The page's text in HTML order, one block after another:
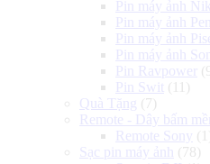
Pin máy ảnh
Pin máy ảnh
Pin máy ảnh
Pin máy ảnh
Pin Ravpower
Pin Swit (11)
Quà Tặng (7)
Remote - Dây bấm
Remote Sony
Sạc pin máy ảnh
(78)